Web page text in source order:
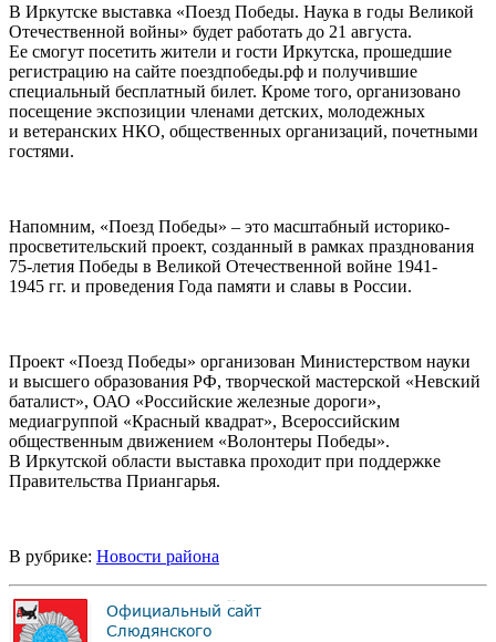
В Иркутске выставка «Поезд Победы. Наука в годы Великой
Отечественной войны» будет работать до 21 августа.
Ее смогут посетить жители и гости Иркутска, прошедшие
регистрацию на сайте поездпобеды.рф и получившие
специальный бесплатный билет. Кроме того, организовано
посещение экспозиции членами детских, молодежных
и ветеранских НКО, общественных организаций, почетными
гостями.
Напомним, «Поезд Победы» – это масштабный историко-
просветительский проект, созданный в рамках празднования
75-летия Победы в Великой Отечественной войне 1941-
1945 гг. и проведения Года памяти и славы в России.
Проект «Поезд Победы» организован Министерством науки
и высшего образования РФ, творческой мастерской «Невский
баталист», ОАО «Российские железные дороги»,
медиагруппой «Красный квадрат», Всероссийским
общественным движением «Волонтеры Победы».
В Иркутской области выставка проходит при поддержке
Правительства Приангарья.
В рубрике: Новости района